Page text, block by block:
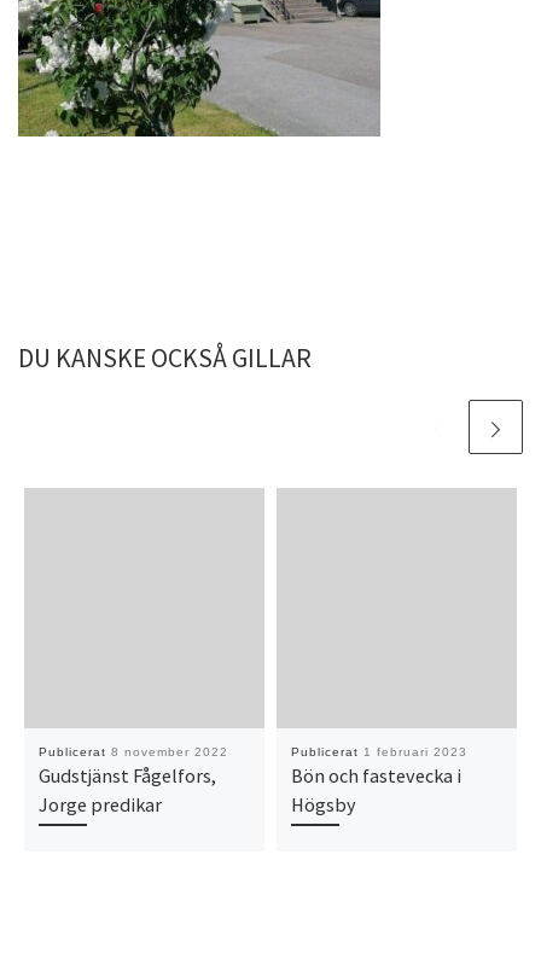
DU KANSKE OCKSÅ GILLAR
Publicerat 8 november 2022
Gudstjänst Fågelfors,
Jorge predikar
Publicerat 1 februari 2023
Bön och fastevecka i
Högsby